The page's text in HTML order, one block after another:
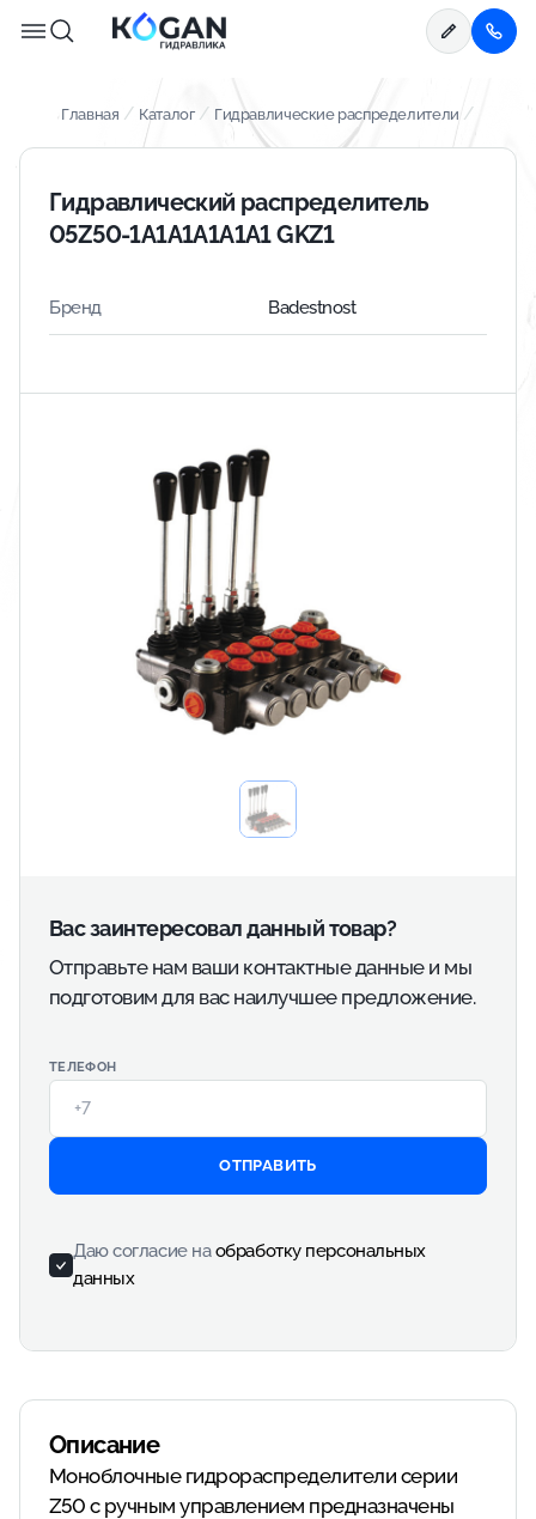
Главная / Каталог / Гидравлические распределители /
Гидравлический распределитель
05Z50-1A1A1A1A1A1 GKZ1
Бренд Badestnost
Вас заинтересовал данный товар?
Отправьте нам ваши контактные данные и мы
подготовим для вас наилучшее предложение.
ТЕЛЕФОН
ОТПРАВИТЬ
Даю согласие наобработку персональных
данных
Описание
Моноблочные гидрораспределители серии
Z50 с ручным управлением предназначены